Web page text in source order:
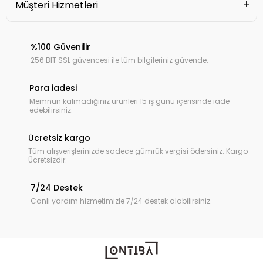
Müşteri Hizmetleri
%100 Güvenilir
256 BIT SSL güvencesi ile tüm bilgileriniz güvende.
Para iadesi
Memnun kalmadığınız ürünleri 15 iş günü içerisinde iade
edebilirsiniz.
Ücretsiz kargo
Tüm alışverişlerinizde sadece gümrük vergisi ödersiniz. Kargo
Ücretsizdir.
7/24 Destek
Canlı yardım hizmetimizle 7/24 destek alabilirsiniz.